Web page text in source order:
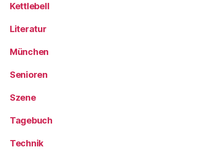
Kettlebell
Literatur
München
Senioren
Szene
Tagebuch
Technik